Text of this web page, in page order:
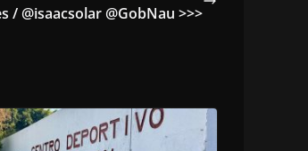
/ @isaacsolar @GobNau >>>